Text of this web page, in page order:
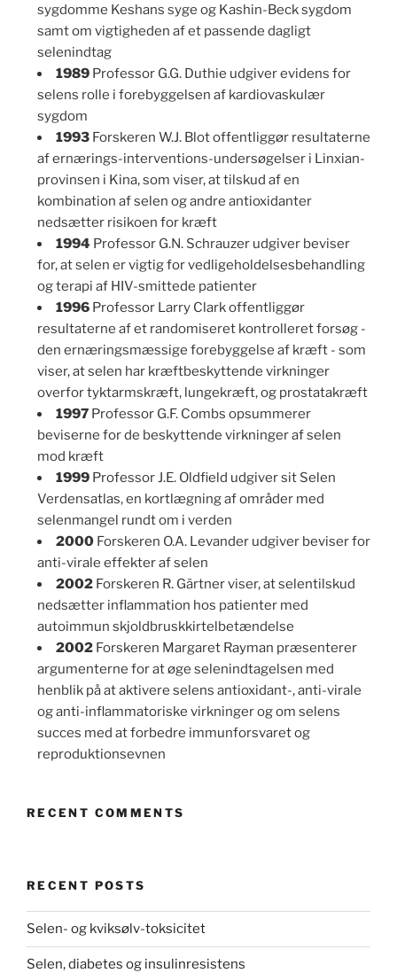
sygdomme Keshans syge og Kashin-Beck sygdom
samt om vigtigheden af et passende dagligt
selenindtag
1989 Professor G.G. Duthie udgiver evidens for
selens rolle i forebyggelsen af kardiovaskulær
sygdom
1993 Forskeren W.J. Blot offentliggør resultaterne
af ernærings-interventions-undersøgelser i Linxian-
provinsen i Kina, som viser, at tilskud af en
kombination af selen og andre antioxidanter
nedsætter risikoen for kræft
1994 Professor G.N. Schrauzer udgiver beviser
for, at selen er vigtig for vedligeholdelsesbehandling
og terapi af HIV-smittede patienter
1996 Professor Larry Clark offentliggør
resultaterne af et randomiseret kontrolleret forsøg -
den ernæringsmæssige forebyggelse af kræft - som
viser, at selen har kræftbeskyttende virkninger
overfor tyktarmskræft, lungekræft, og prostatakræft
1997 Professor G.F. Combs opsummerer
beviserne for de beskyttende virkninger af selen
mod kræft
1999 Professor J.E. Oldfield udgiver sit Selen
Verdensatlas, en kortlægning af områder med
selenmangel rundt om i verden
2000 Forskeren O.A. Levander udgiver beviser for
anti-virale effekter af selen
2002 Forskeren R. Gärtner viser, at selentilskud
nedsætter inflammation hos patienter med
autoimmun skjoldbruskkirtelbetændelse
2002 Forskeren Margaret Rayman præsenterer
argumenterne for at øge selenindtagelsen med
henblik på at aktivere selens antioxidant-, anti-virale
og anti-inflammatoriske virkninger og om selens
succes med at forbedre immunforsvaret og
reproduktionsevnen
RECENT COMMENTS
RECENT POSTS
Selen- og kviksølv-toksicitet
Selen, diabetes og insulinresistens